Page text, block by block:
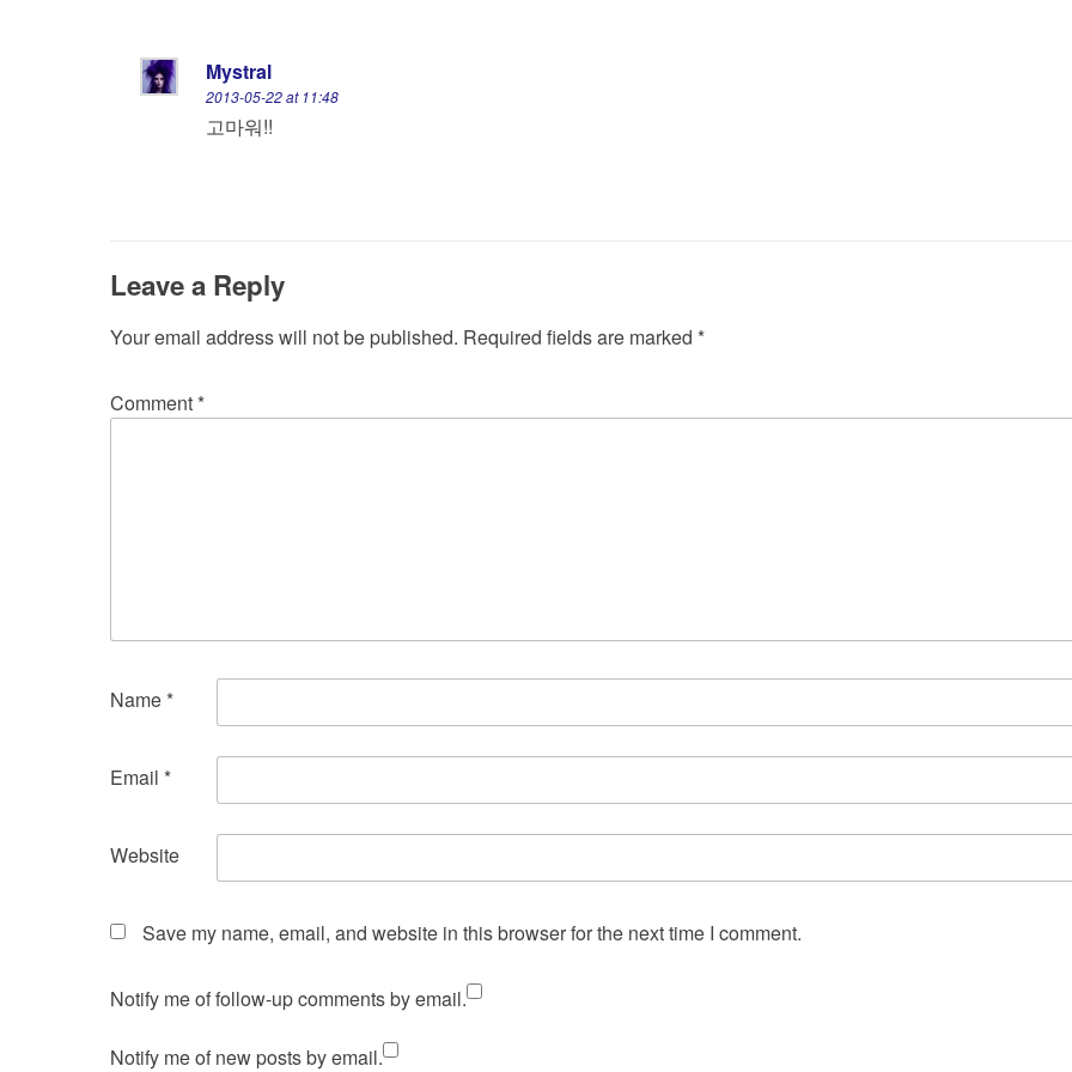
Mystral
2013-05-22 at 11:48
고마워!!
Leave a Reply
Your email address will not be published. Required fields are marked *
Comment *
Name *
Email *
Website
Save my name, email, and website in this browser for the next time I comment.
Notify me of follow-up comments by email.
Notify me of new posts by email.